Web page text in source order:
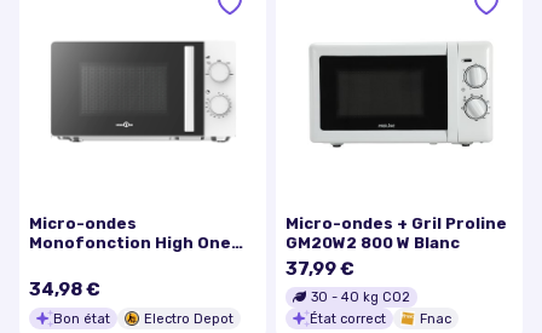
Micro-ondes
Monofonction High One
34,98 €
Bon état Electro Depot
Micro-ondes + Gril Proline
GM20W2 800 W Blanc
37,99 €
30 - 40 kg CO2
État correct
Fnac